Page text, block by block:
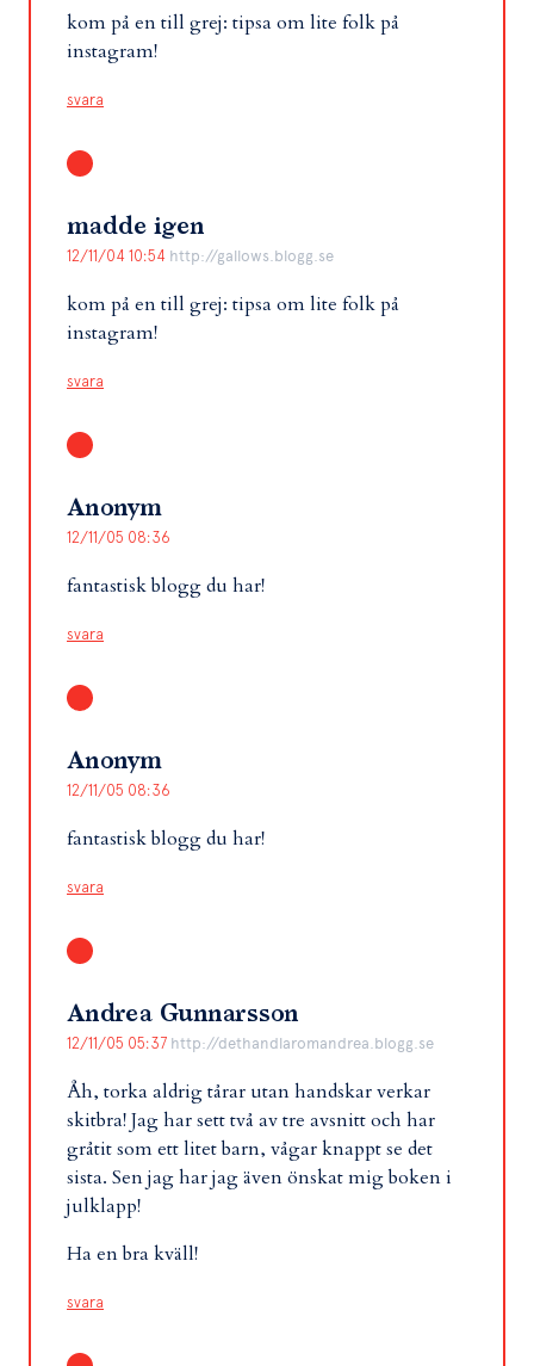
kom på en till grej: tipsa om lite folk på
instagram!
svara
madde igen
12/11/04 10:54 http://gallows.blogg.se
kom på en till grej: tipsa om lite folk på
instagram!
svara
Anonym
12/11/05 08:36
fantastisk blogg du har!
svara
Anonym
12/11/05 08:36
fantastisk blogg du har!
svara
Andrea Gunnarsson
12/11/05 05:37 http://dethandlaromandrea.blogg.se
Åh, torka aldrig tårar utan handskar verkar
skitbra! Jag har sett två av tre avsnitt och har
gråtit som ett litet barn, vågar knappt se det
sista. Sen jag har jag även önskat mig boken i
julklapp!
Ha en bra kväll!
svara